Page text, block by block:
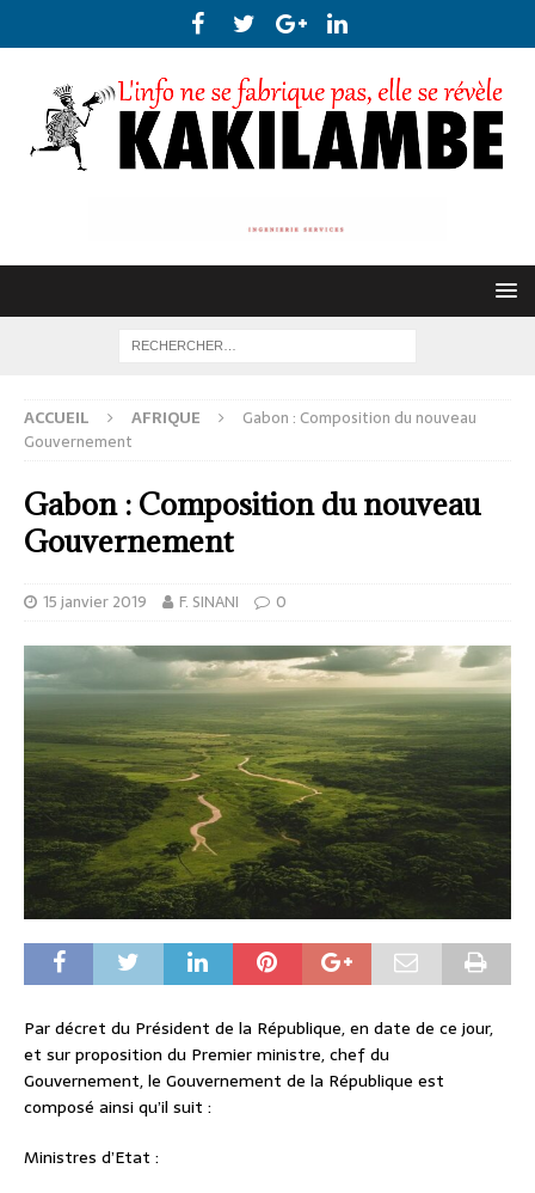
ACCUEIL AFRIQUE
Gabon : Composition du nouveau
Gouvernement
Gabon : Composition du nouveau
Gouvernement
15 janvier 2019 F. SINANI 0
Par décret du Président de la République, en date de ce jour,
et sur proposition du Premier ministre, chef du
Gouvernement, le Gouvernement de la République est
composé ainsi qu’il suit :
Ministres d’Etat :